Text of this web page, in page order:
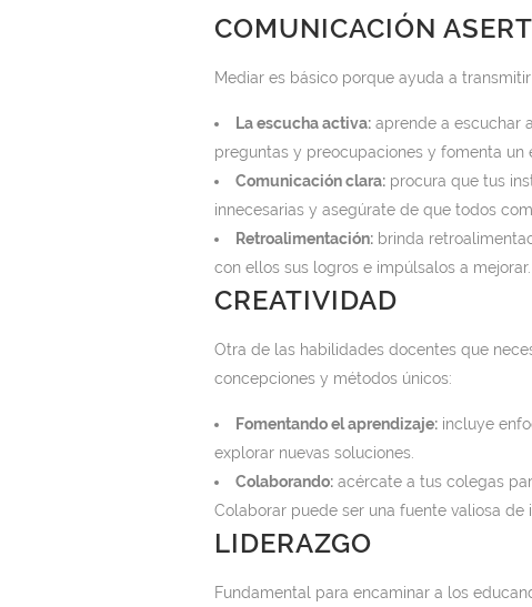
COMUNICACIÓN
Mediar es básico porque ayuda a
La escucha activa: aprende a escuchar
preguntas y preocupaciones y fomenta un
Comunicación clara: procura que tus
innecesarias y asegúrate de que todos
Retroalimentación: brinda
con ellos sus logros e impúlsalos a mejorar.
CREATIVIDAD
Otra de las habilidades docentes que
concepciones y métodos únicos:
Fomentando el aprendizaje: incluye
explorar nuevas soluciones.
Colaborando: acércate a tus colegas
Colaborar puede ser una fuente valiosa de
LIDERAZGO
Fundamental para encaminar a los